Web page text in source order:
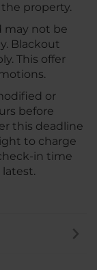
property.
may not be
Blackout
This offer
or
before
this deadline
to charge
in time